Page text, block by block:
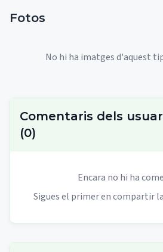
Fotos
No hi ha imatges d'aquest
Comentaris dels
(0)
Encara no hi ha
Sigues el primer en compartir